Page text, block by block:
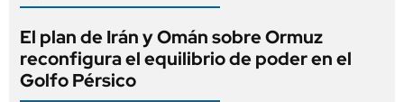
El plan de Irán y Omán sobre Ormuz
reconfigura el equilibrio de poder en el
Golfo Pérsico